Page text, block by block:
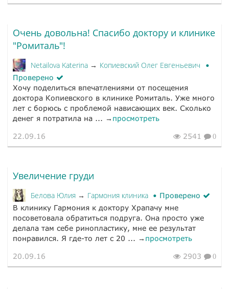
Очень довольна! Спасибо доктору и клинике
"Ромиталь"!
Netailova Katerina → Копиевский Олег Евгеньевич
Проверено
Хочу поделиться впечатлениями от посещения
доктора Копиевского в клинике Ромиталь. Уже много
лет с борюсь с проблемой нависающих век. Сколько
денег я потратила на ... → просмотреть
22.09.16 2541 0
Увеличение груди
Белова Юлия → Гармония клиника
Проверено
В клинику Гармония к доктору Храпачу мне
посоветовала обратиться подруга. Она просто уже
делала там себе ринопластику, мне ее результат
понравился. Я где-то лет с 20 ... → просмотреть
20.09.16 2903 0